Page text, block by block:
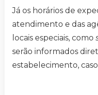
Já os horários de
atendimento e das
locais especiais, como
serão informados
estabelecimento, caso